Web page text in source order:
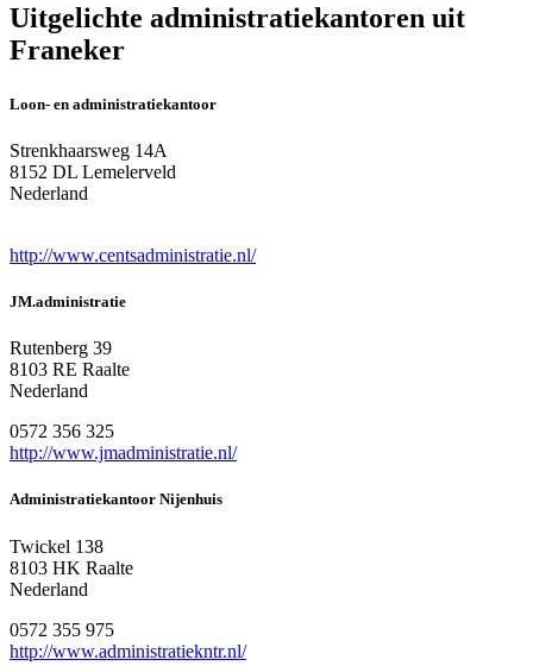
Uitgelichte administratiekantoren uit
Franeker
Loon- en administratiekantoor
Strenkhaarsweg 14A
8152 DL Lemelerveld
Nederland
http://www.centsadministratie.nl/
JM.administratie
Rutenberg 39
8103 RE Raalte
Nederland
0572 356 325
http://www.jmadministratie.nl/
Administratiekantoor Nijenhuis
Twickel 138
8103 HK Raalte
Nederland
0572 355 975
http://www.administratiekntr.nl/